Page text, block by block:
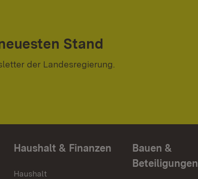
Stand
der Landesregierung.
Haushalt & Finanzen
Haushalt
Bauen &
Beteiligungen